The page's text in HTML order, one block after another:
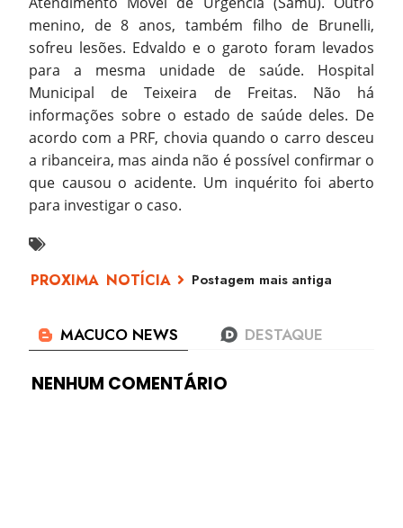
menino, de 8 anos, também filho de Brunelli,
sofreu lesões. Edvaldo e o garoto foram levados
para a mesma unidade de saúde. Hospital
Municipal de Teixeira de Freitas. Não há
informações sobre o estado de saúde deles. De
acordo com a PRF, chovia quando o carro desceu
a ribanceira, mas ainda não é possível confirmar o
que causou o acidente. Um inquérito foi aberto
para investigar o caso.
Postagem mais antiga
NENHUM COMENTÁRIO